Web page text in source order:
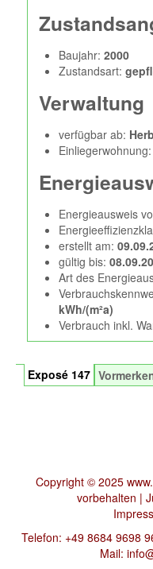
Baujahr: 2000
Zustandsart:
Verwaltung
verfügbar ab:
Einliegerwohnung:
Energieausweis
erstellt am:
gültig bis:
Art des
kWh/(m²a)
Verbrauch inkl.
Exposé 147
Copyright © 2025
vorbehalten |
Telefon: +49 8684 9698
Mail: